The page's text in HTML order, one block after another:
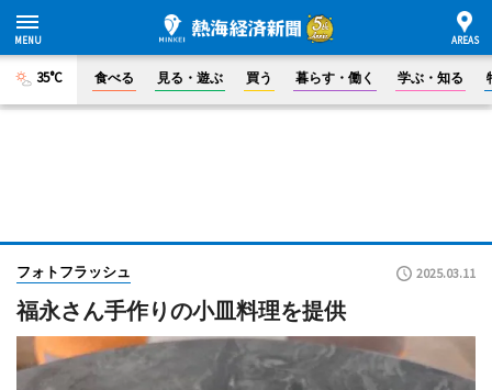
35°C 食べる 見る・遊ぶ 買う 暮らす・働く 学ぶ・知る
フォトフラッシュ 2025.03.11
福永さん手作りの小皿料理を提供